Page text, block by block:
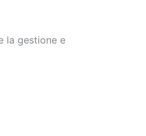
la gestione e